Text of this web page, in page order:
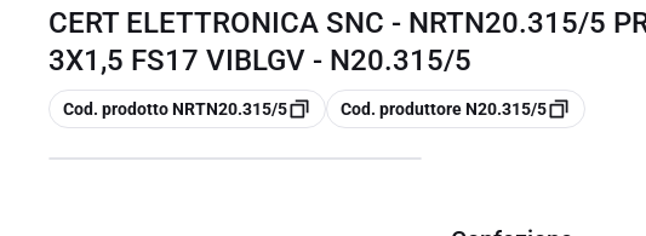
CERT ELETTRONICA SNC - NRTN20.315/5
3X1,5 FS17 VIBLGV - N20.315/5
copia
Cod. prodotto NRTN20.315/5 copia
Cod. produttore N20.315/5